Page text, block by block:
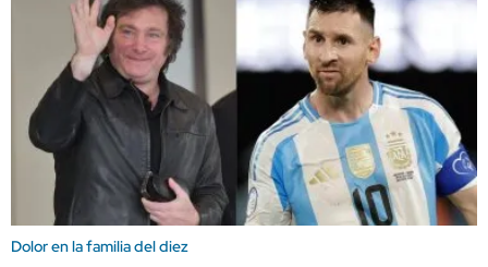
Dolor en la familia del diez